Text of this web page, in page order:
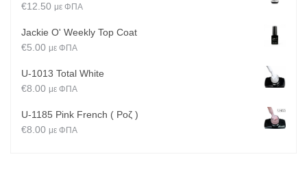
€12.50 με ΦΠΑ
Jackie O' Weekly Top Coat
€5.00 με ΦΠΑ
U-1013 Total White
€8.00 με ΦΠΑ
U-1185 Pink French ( Ροζ )
€8.00 με ΦΠΑ